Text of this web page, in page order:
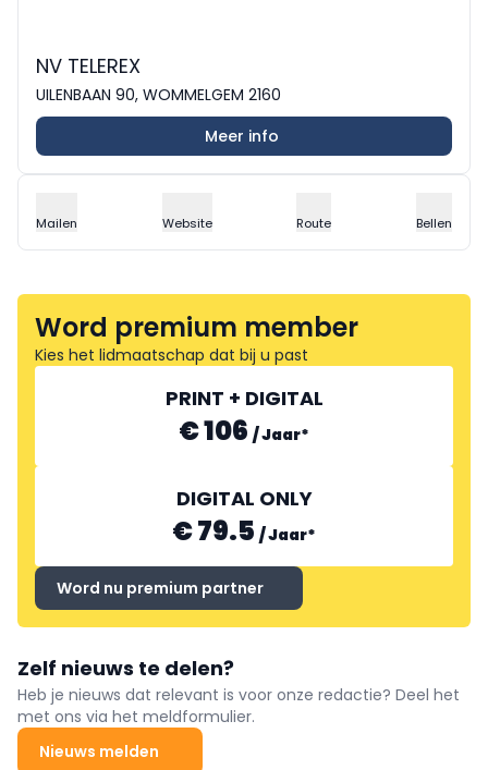
NV TELEREX
UILENBAAN 90, WOMMELGEM 2160
Meer info
Mailen Website Route Bellen
Word premium member
Kies het lidmaatschap dat bij u past
PRINT + DIGITAL
€ 106 /Jaar*
DIGITAL ONLY
€ 79.5 /Jaar*
Word nu premium partner
Zelf nieuws te delen?
Heb je nieuws dat relevant is voor onze redactie? Deel het
met ons via het meldformulier.
Nieuws melden